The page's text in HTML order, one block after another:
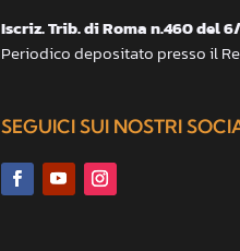
Iscriz. Trib. di Roma n.460 del
Periodico depositato presso il
SEGUICI SUI NOSTRI